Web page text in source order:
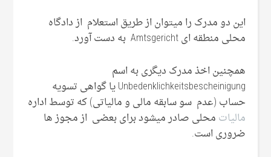
این دو مدرک را میتوان از طریق استعلام از دادگاه
محلی منطقه ای Amtsgericht به دست آورد.
همچنین اخذ مدرک دیگری به اسم
Unbedenklichkeitsbescheinigung یا گواهی تسویه
حساب (عدم سو سابقه مالی و مالیاتی) که توسط اداره
مالیات محلی صادر میشود برای بعضی از مجوز ها
ضروری است.